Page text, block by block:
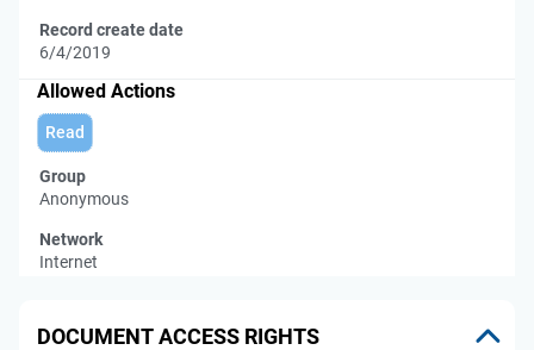
Record create date
6/4/2019
Allowed Actions
Read
Group
Anonymous
Network
Internet
DOCUMENT ACCESS RIGHTS